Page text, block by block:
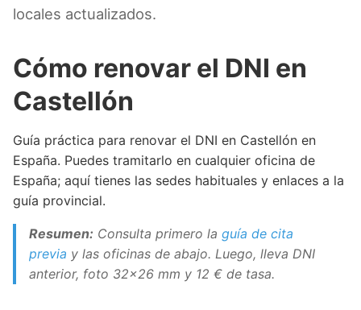
locales actualizados.
Cómo renovar el DNI en
Castellón
Guía práctica para renovar el DNI en Castellón en
España. Puedes tramitarlo en cualquier oficina de
España; aquí tienes las sedes habituales y enlaces a la
guía provincial.
Resumen: Consulta primero la guía de cita
previa y las oficinas de abajo. Luego, lleva DNI
anterior, foto 32×26 mm y 12 € de tasa.